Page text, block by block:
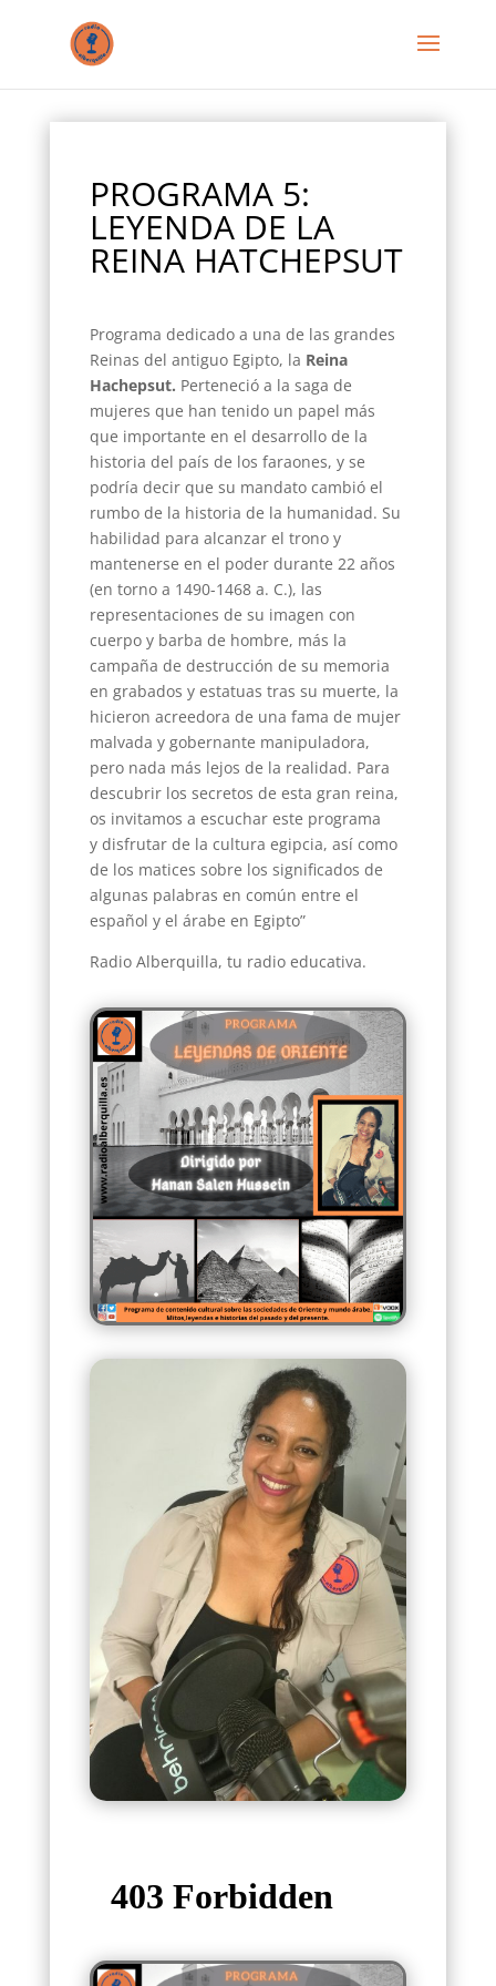
PROGRAMA 5:
LEYENDA DE LA
REINA HATCHEPSUT
Programa dedicado a una de las grandes
Reinas del antiguo Egipto, la Reina
Hachepsut. Perteneció a la saga de
mujeres que han tenido un papel más
que importante en el desarrollo de la
historia del país de los faraones, y se
podría decir que su mandato cambió el
rumbo de la historia de la humanidad. Su
habilidad para alcanzar el trono y
mantenerse en el poder durante 22 años
(en torno a 1490-1468 a. C.), las
representaciones de su imagen con
cuerpo y barba de hombre, más la
campaña de destrucción de su memoria
en grabados y estatuas tras su muerte, la
hicieron acreedora de una fama de mujer
malvada y gobernante manipuladora,
pero nada más lejos de la realidad. Para
descubrir los secretos de esta gran reina,
os invitamos a escuchar este programa
y disfrutar de la cultura egipcia, así como
de los matices sobre los significados de
algunas palabras en común entre el
español y el árabe en Egipto”
Radio Alberquilla, tu radio educativa.